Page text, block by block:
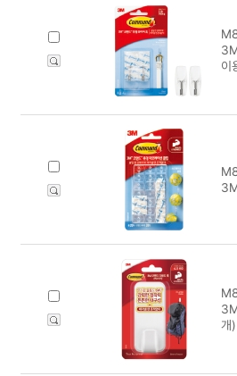
이
개)